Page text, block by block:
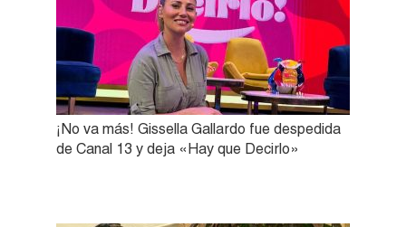
¡No va más! Gissella Gallardo fue despedida
de Canal 13 y deja «Hay que Decirlo»